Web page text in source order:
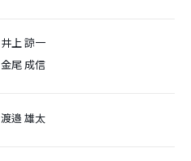
井上 諒一
金尾 成信
渡邉 雄太